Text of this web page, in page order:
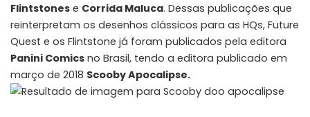
Flintstones e Corrida Maluca. Dessas publicações que
reinterpretam os desenhos clássicos para as HQs, Future
Quest e os Flintstone já foram publicados pela editora
Panini Comics no Brasil, tendo a editora publicado em
março de 2018 Scooby Apocalipse.